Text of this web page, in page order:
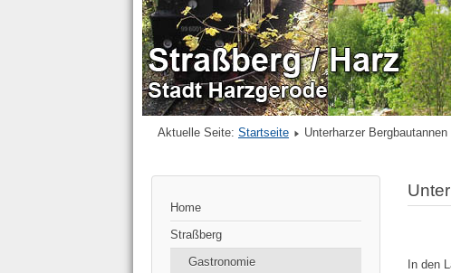
Aktuelle Seite: Startseite Unterharzer Bergbautannen
Home
Straßberg
Gastronomie
In den